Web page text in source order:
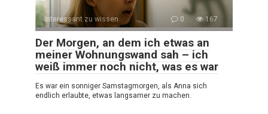
Interessant zu wissen 0 167
Der Morgen, an dem ich etwas an
meiner Wohnungswand sah – ich
weiß immer noch nicht, was es war
Es war ein sonniger Samstagmorgen, als Anna sich
endlich erlaubte, etwas langsamer zu machen.